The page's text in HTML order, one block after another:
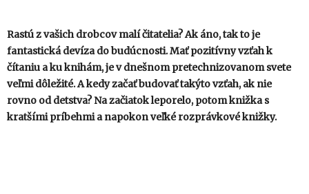
Rastú z vašich drobcov malí čitatelia? Ak áno, tak to je
fantastická devíza do budúcnosti. Mať pozitívny vzťah k
čítaniu a ku knihám, je v dnešnom pretechnizovanom svete
veľmi dôležité. A kedy začať budovať takýto vzťah, ak nie
rovno od detstva? Na začiatok leporelo, potom knižka s
kratšími príbehmi a napokon veľké rozprávkové knižky.